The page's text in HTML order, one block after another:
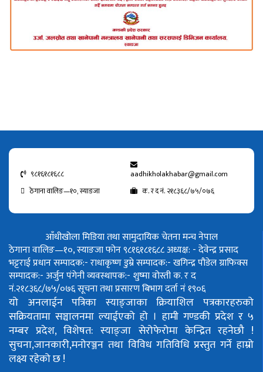
९८१६१८१६८८
aadhikholakhabar@gmail.com
ठेगाना वालिङ—१०, स्याङजा
क. र द नं. २१८३६८/७५/०७६
आँधीखोला मिडिया तथा सामुदायिक चेतना मन्च नेपाल
ठेगाना वालिङ—१०, स्याङजा फोन ९८१६१८१६८८अध्यक्ष: - देवेन्द्र प्रसाद
भट्टराईप्रधान सम्पादक:- राधाकृष्ण डुम्रेसम्पादक:- खगिन्द्र पौडेलग्राफिक्स
सम्पादक:- अर्जुन पंगेनीव्यवस्थापक:- शुष्मा वोस्तीक. र द
नं.२१८३६८/७५/०७६सूचना तथा प्रसारण बिभाग दर्ता नं १९०६
यो अनलाईन पत्रिका स्याङ्जाका क्रियाशिल पत्रकारहरुको
सक्रियतामा सञ्चालनमा ल्याईएको हो । हामी गण्डकी प्रदेश र ५
नम्बर प्रदेश, विशेषत: स्याङ्जा सेरोफेरोमा केन्द्रित रहनेछौ !
सुचना,जानकारी,मनोरञ्जन तथा विविध गतिविधि प्रस्तुत गर्ने हाम्रो
लक्ष्य रहेको छ !